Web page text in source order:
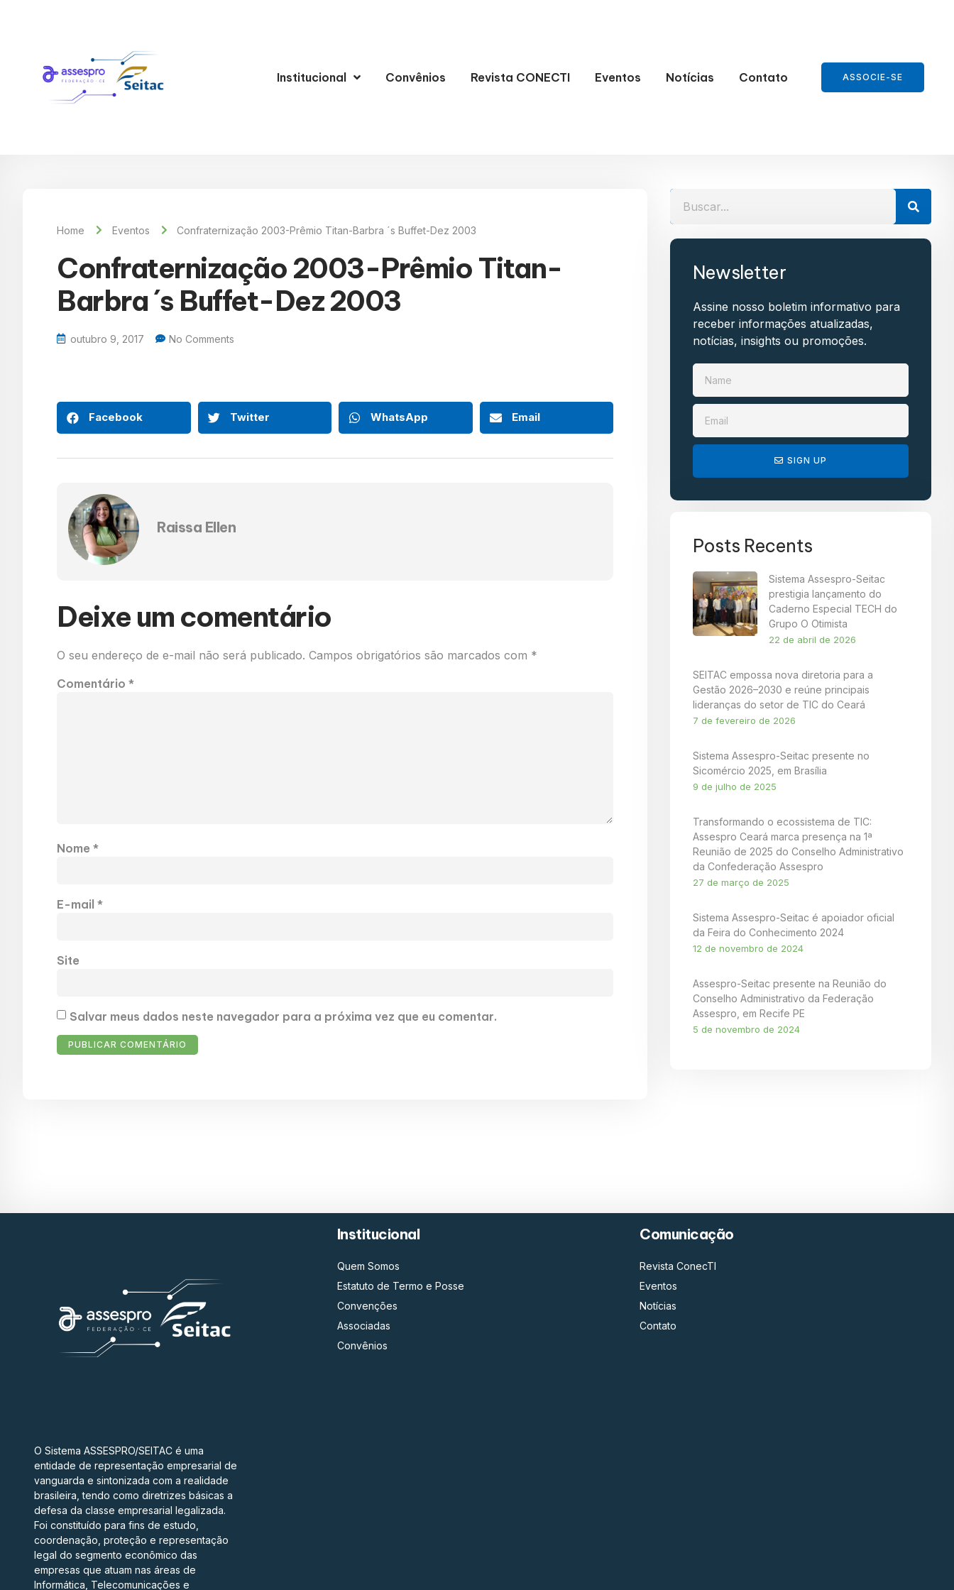
Institucional Convênios Revista CONECTI Eventos Notícias Contato ASSOCIE-SE
Home Eventos Confraternização 2003-Prêmio Titan-Barbra ´s Buffet-Dez 2003
Confraternização 2003-Prêmio Titan-
Barbra ´s Buffet-Dez 2003
outubro 9, 2017 No Comments
Facebook Twitter WhatsApp Email
Raissa Ellen
Deixe um comentário
O seu endereço de e-mail não será publicado. Campos obrigatórios são marcados com *
Comentário *
Nome *
E-mail *
Site
Salvar meus dados neste navegador para a próxima vez que eu comentar.
Newsletter
Assine nosso boletim informativo para
receber informações atualizadas,
notícias, insights ou promoções.​
SIGN UP
Posts Recents
Sistema Assespro-Seitac
prestigia lançamento do
Caderno Especial TECH do
Grupo O Otimista
22 de abril de 2026
SEITAC empossa nova diretoria para a
Gestão 2026–2030 e reúne principais
lideranças do setor de TIC do Ceará
7 de fevereiro de 2026
Sistema Assespro-Seitac presente no
Sicomércio 2025, em Brasília
9 de julho de 2025
Transformando o ecossistema de TIC:
Assespro Ceará marca presença na 1ª
Reunião de 2025 do Conselho Administrativo
da Confederação Assespro
27 de março de 2025
Sistema Assespro-Seitac é apoiador oficial
da Feira do Conhecimento 2024
12 de novembro de 2024
Assespro-Seitac presente na Reunião do
Conselho Administrativo da Federação
Assespro, em Recife PE
5 de novembro de 2024
O Sistema ASSESPRO/SEITAC é uma
entidade de representação empresarial de
vanguarda e sintonizada com a realidade
brasileira, tendo como diretrizes básicas a
defesa da classe empresarial legalizada.
Foi constituído para fins de estudo,
coordenação, proteção e representação
legal do segmento econômico das
empresas que atuam nas áreas de
Informática, Telecomunicações e
Institucional
Quem Somos
Estatuto de Termo e Posse
Convenções
Associadas
Convênios
Comunicação
Revista ConecTI
Eventos
Notícias
Contato